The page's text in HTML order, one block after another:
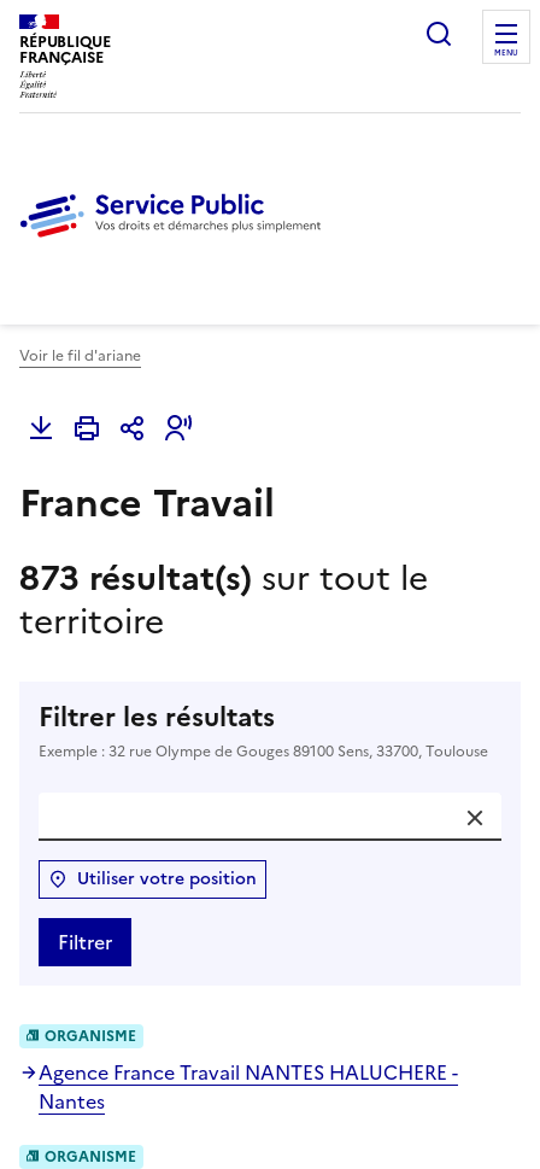
RÉPUBLIQUE
FRANÇAISE
Ouvrir
MENU
Voir le fil d'ariane
France Travail
873 résultat(s) sur tout le
territoire
Filtrer les résultats
Exemple : 32 rue Olympe de Gouges 89100 Sens, 33700, Toulouse
Utiliser votre position
Filtrer
ORGANISME
Agence France Travail NANTES HALUCHERE -
Nantes
ORGANISME